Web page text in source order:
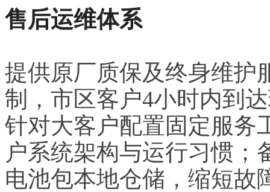
售后运维体系
提供原厂质保及终身维护
制，市区客户4小时内到
针对大客户配置固定服务
户系统架构与运行习惯；
电池包本地仓储，缩短故